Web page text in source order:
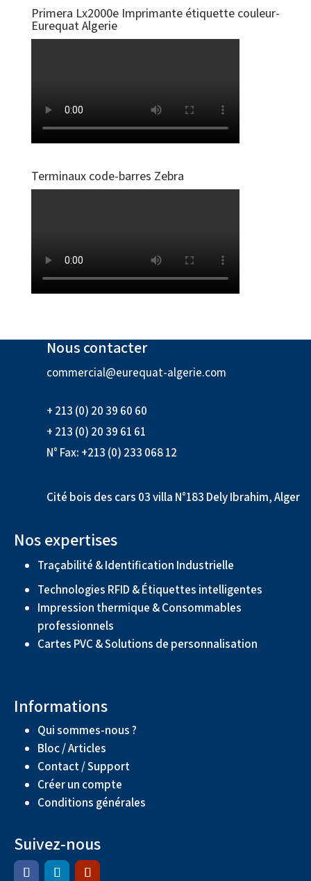
Primera Lx2000e Imprimante étiquette couleur-
Eurequat Algerie
Terminaux code-barres Zebra
Nous contacter
commercial@eurequat-algerie.com
+ 213 (0) 20 39 60 60
+ 213 (0) 20 39 61 61
N° Fax: +213 (0) 233 068 12
Cité bois des cars 03 villa N°183 Dely Ibrahim, Alger
Nos expertises
Traçabilité & Identification Industrielle
Technologies RFID & Étiquettes intelligentes
Impression thermique & Consommables
professionnels
Cartes PVC & Solutions de personnalisation
Informations
Qui sommes-nous ?
Bloc / Articles
Contact / Support
Créer un compte
Conditions générales
Suivez-nous